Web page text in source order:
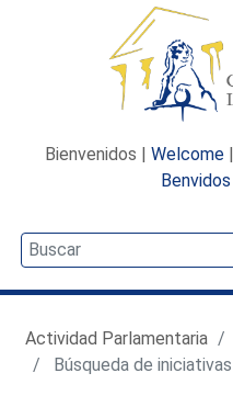
Bienvenidos | Welcome |
Benvidos
Actividad Parlamentaria
Búsqueda de iniciativas